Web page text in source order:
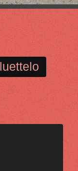
luettelo